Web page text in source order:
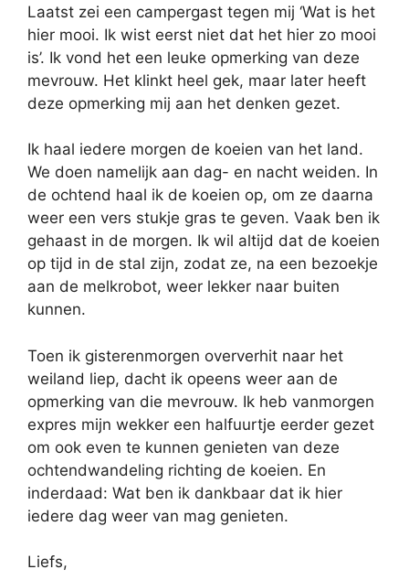
Laatst zei een campergast tegen mij ‘Wat is het
hier mooi. Ik wist eerst niet dat het hier zo mooi
is’. Ik vond het een leuke opmerking van deze
mevrouw. Het klinkt heel gek, maar later heeft
deze opmerking mij aan het denken gezet.
Ik haal iedere morgen de koeien van het land.
We doen namelijk aan dag- en nacht weiden. In
de ochtend haal ik de koeien op, om ze daarna
weer een vers stukje gras te geven. Vaak ben ik
gehaast in de morgen. Ik wil altijd dat de koeien
op tijd in de stal zijn, zodat ze, na een bezoekje
aan de melkrobot, weer lekker naar buiten
kunnen.
Toen ik gisterenmorgen oververhit naar het
weiland liep, dacht ik opeens weer aan de
opmerking van die mevrouw. Ik heb vanmorgen
expres mijn wekker een halfuurtje eerder gezet
om ook even te kunnen genieten van deze
ochtendwandeling richting de koeien. En
inderdaad: Wat ben ik dankbaar dat ik hier
iedere dag weer van mag genieten.
Liefs,